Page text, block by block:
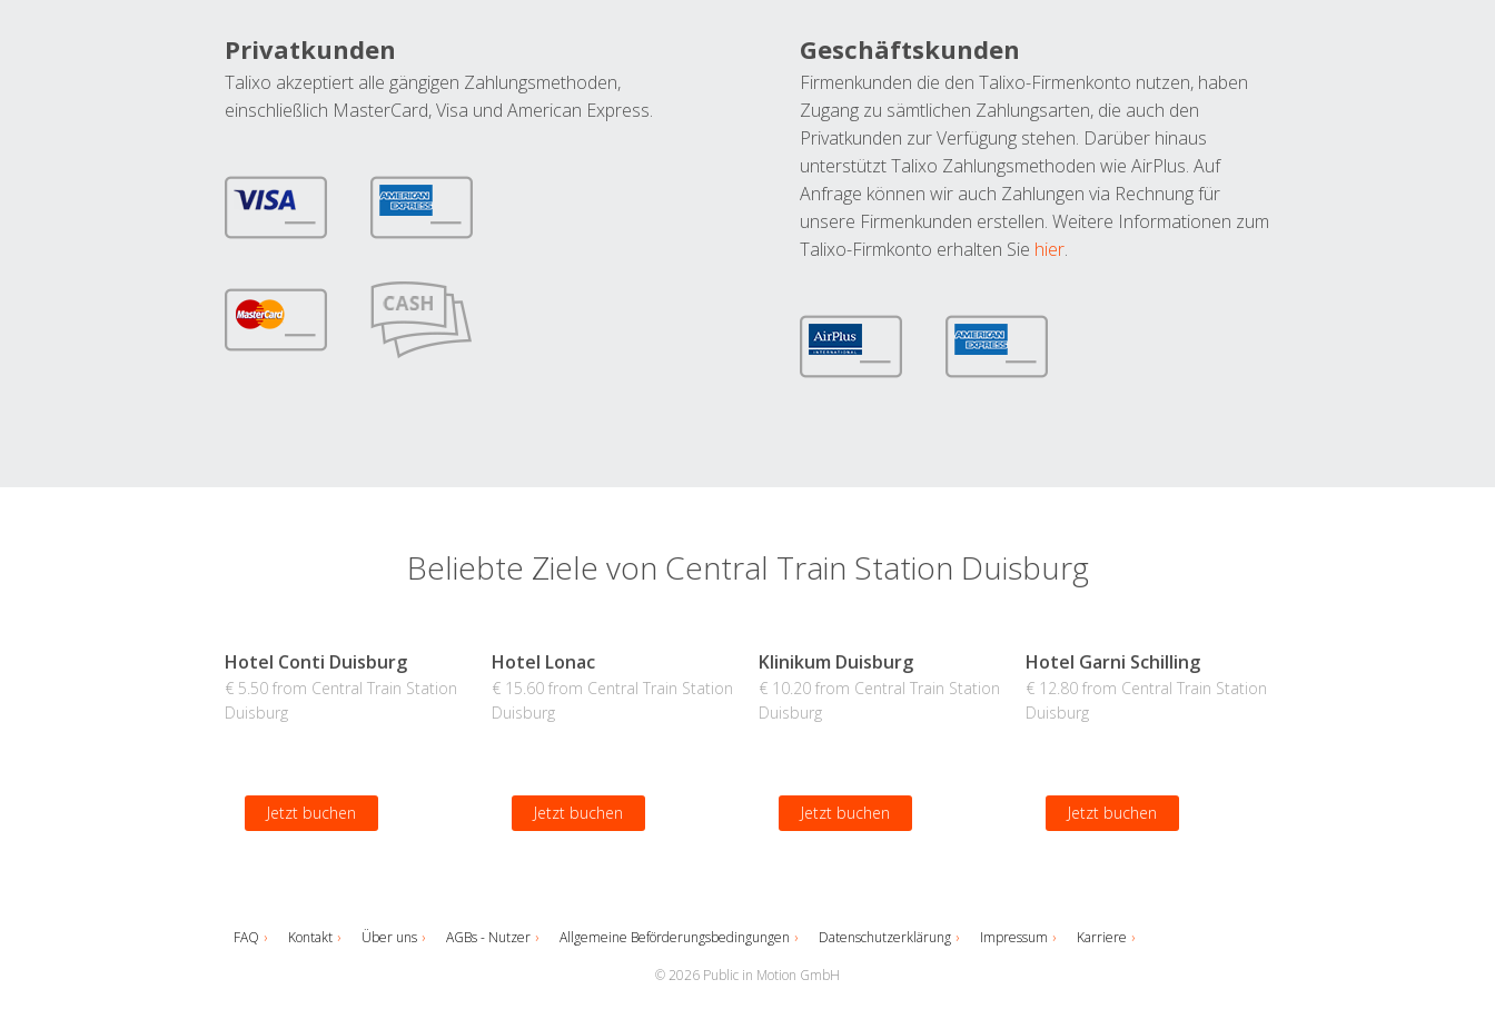
Privatkunden
Talixo akzeptiert alle gängigen Zahlungsmethoden,
einschließlich MasterCard, Visa und American Express.
Geschäftskunden
Firmenkunden die den Talixo-Firmenkonto nutzen, haben
Zugang zu sämtlichen Zahlungsarten, die auch den
Privatkunden zur Verfügung stehen. Darüber hinaus
unterstützt Talixo Zahlungsmethoden wie AirPlus. Auf
Anfrage können wir auch Zahlungen via Rechnung für
unsere Firmenkunden erstellen. Weitere Informationen zum
Talixo-Firmkonto erhalten Sie hier.
Beliebte Ziele von Central Train Station Duisburg
Hotel Conti Duisburg
€ 5.50 from Central Train Station
Duisburg
Jetzt buchen
Hotel Lonac
€ 15.60 from Central Train Station
Duisburg
Jetzt buchen
Klinikum Duisburg
€ 10.20 from Central Train Station
Duisburg
Jetzt buchen
Hotel Garni Schilling
€ 12.80 from Central Train Station
Duisburg
Jetzt buchen
FAQ Kontakt Über uns AGBs - Nutzer Allgemeine Beförderungsbedingungen Datenschutzerklärung Impressum
Karriere
© 2026 Public in Motion GmbH